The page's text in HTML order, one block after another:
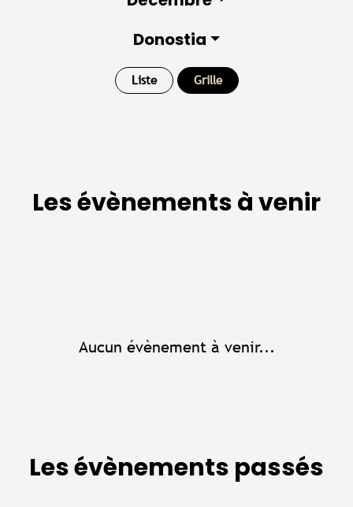
Donostia
Liste Grille
Les évènements à venir
Aucun évènement à venir...
Les évènements passés